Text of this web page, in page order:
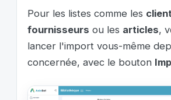
Pour les listes comme les
fournisseurs ou les articles,
lancer l'import vous-même
concernée, avec le bouton